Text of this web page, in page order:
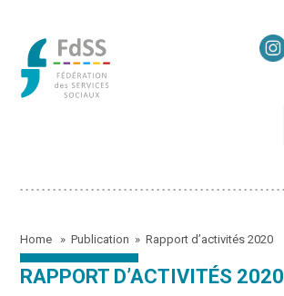
Home »Publication »Rapport d’activités 2020
RAPPORT D’ACTIVITÉS 2020